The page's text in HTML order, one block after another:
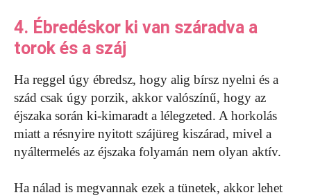
4. Ébredéskor ki van száradva a
torok és a száj
Ha reggel úgy ébredsz, hogy alig bírsz nyelni és a
szád csak úgy porzik, akkor valószínű, hogy az
éjszaka során ki-kimaradt a lélegzeted. A horkolás
miatt a résnyire nyitott szájüreg kiszárad, mivel a
nyáltermelés az éjszaka folyamán nem olyan aktív.
Ha nálad is megvannak ezek a tünetek, akkor lehet